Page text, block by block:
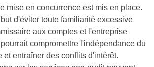
mise en concurrence est mis en place.
d'éviter toute familiarité excessive
aux comptes et l'entreprise
compromettre l'indépendance du
et entraîner des conflits d'intérêt.